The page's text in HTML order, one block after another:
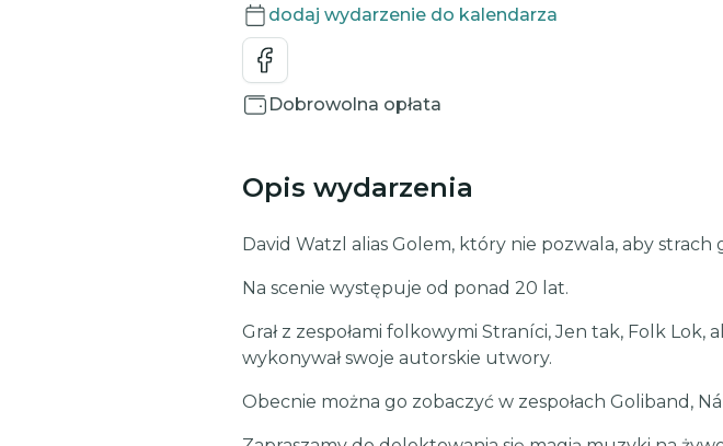
dodaj wydarzenie do kalendarza
Dobrowolna opłata
Opis wydarzenia
David Watzl alias Golem, który nie pozwala, aby strach
Na scenie występuje od ponad 20 lat.
Grał z zespołami folkowymi Straníci, Jen tak, Folk Lok,
wykonywał swoje autorskie utwory.
Obecnie można go zobaczyć w zespołach Goliband,